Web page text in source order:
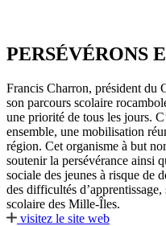
PERSÉVÉRONS
Francis Charron, président du
son parcours scolaire
une priorité de tous les jours.
ensemble, une mobilisation
région. Cet organisme à but
soutenir la persévérance ainsi
sociale des jeunes à risque de
des difficultés
scolaire des Mille-Îles.
visitez le site web